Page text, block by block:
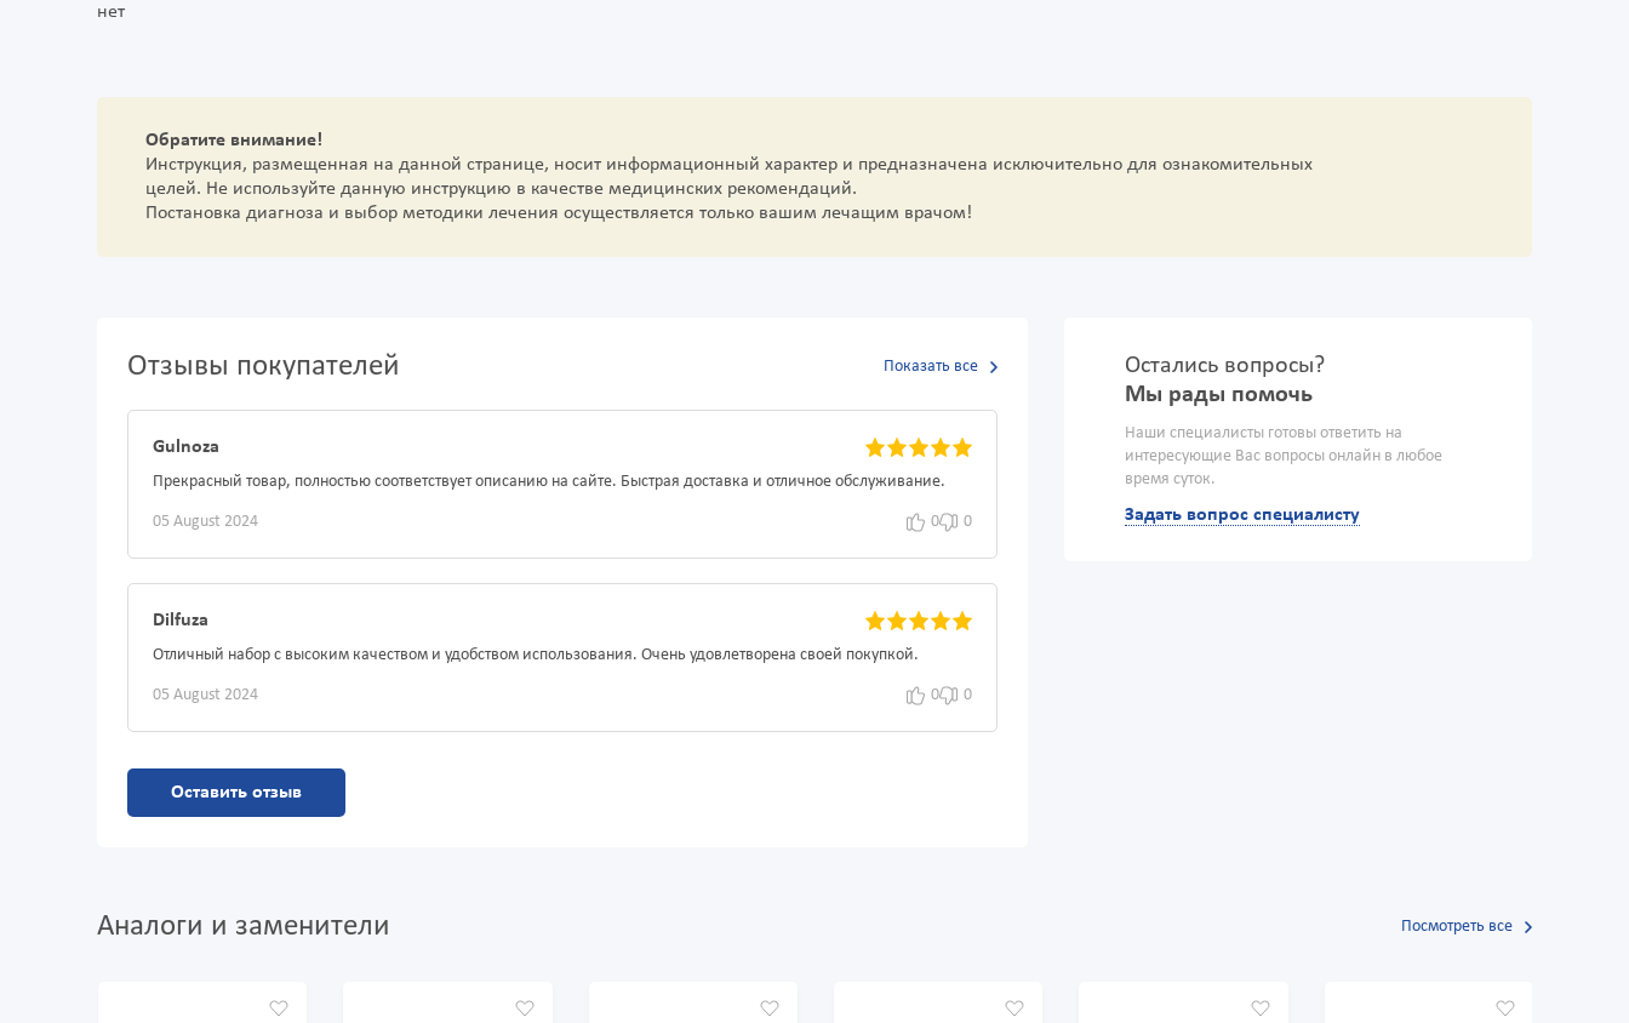
нет
Обратите внимание!
Инструкция, размещенная на данной странице, носит информационный характер и предназначена исключительно для ознакомительных
целей. Не используйте данную инструкцию в качестве медицинских рекомендаций.
Постановка диагноза и выбор методики лечения осуществляется только вашим лечащим врачом!
Отзывы покупателей Показать все
Gulnoza
Прекрасный товар, полностью соответствует описанию на сайте. Быстрая доставка и отличное обслуживание.
05 August 2024 0 0
Dilfuza
Отличный набор с высоким качеством и удобством использования. Очень удовлетворена своей покупкой.
05 August 2024 0 0
Оставить отзыв
Остались вопросы?
Мы рады помочь
Наши специалисты готовы ответить на
интересующие Вас вопросы онлайн в любое
время суток.
Задать вопрос специалисту
Аналоги и заменители Посмотреть все